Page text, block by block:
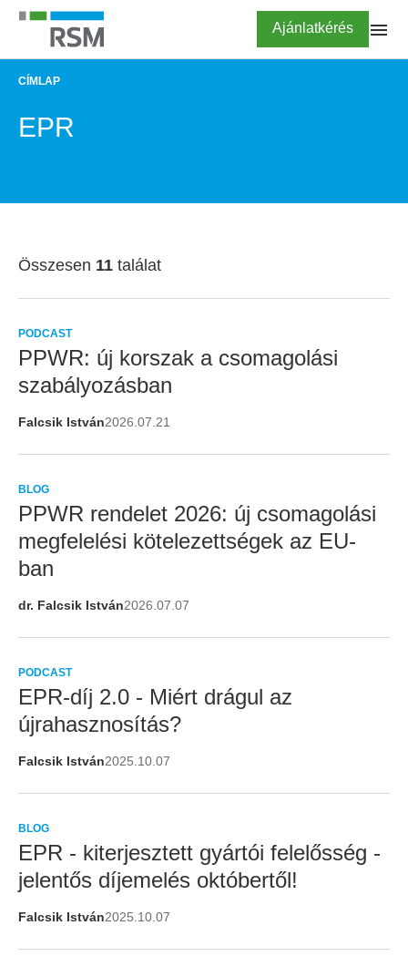
Ugrás
tartalomra
Highlighted
Ajánlatkérés
MORZSA
CÍMLAP
EPR
Összesen 11 találat
PODCAST
PPWR: új korszak a csomagolási
szabályozásban
Falcsik István2026.07.21
BLOG
PPWR rendelet 2026: új csomagolási
megfelelési kötelezettségek az EU-
ban
dr. Falcsik István2026.07.07
PODCAST
EPR-díj 2.0 - Miért drágul az
újrahasznosítás?
Falcsik István2025.10.07
BLOG
EPR - kiterjesztett gyártói felelősség -
jelentős díjemelés októbertől!
Falcsik István2025.10.07